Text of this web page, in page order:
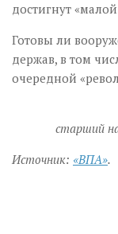
достигнут
Готовы ли
держав, в том
очередной
старший
Источник: «ВПА».